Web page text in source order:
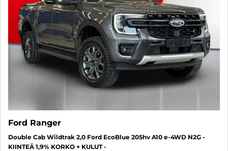
Ford Ranger
Double Cab Wildtrak 2,0 Ford EcoBlue 205hv A10 e-4WD N2G -
KIINTEÄ 1,9% KORKO + KULUT -